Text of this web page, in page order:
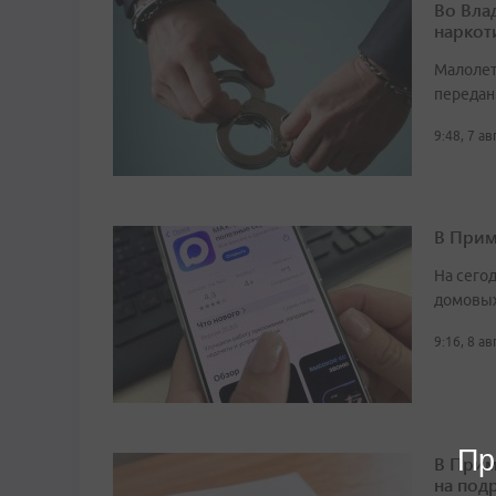
Во
9:48, 7
В
На
9:16, 8
В
на